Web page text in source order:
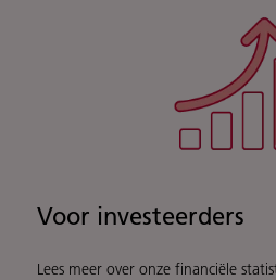
Voor investeerders
Lees meer over onze financiële